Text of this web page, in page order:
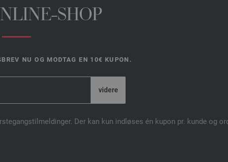
SHOP
NU OG MODTAG EN 10€ KUPON.
Der kan kun indløses én kupon pr. kunde og